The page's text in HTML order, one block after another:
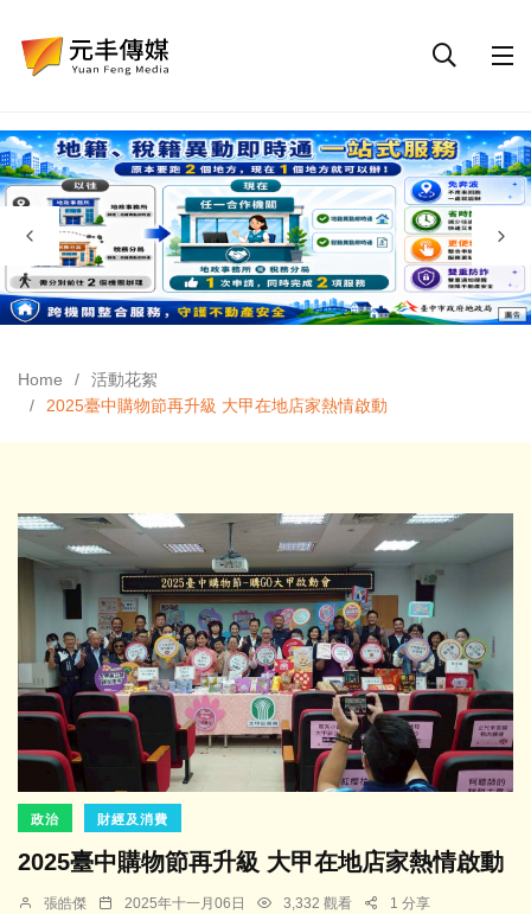
Home
活動花絮
2025臺中購物節再升級 大甲在地店家熱情啟動
政治 財經及消費
2025臺中購物節再升級 大甲在地店家熱情啟動
張皓傑 2025年十一月06日 3,332 觀看 1 分享